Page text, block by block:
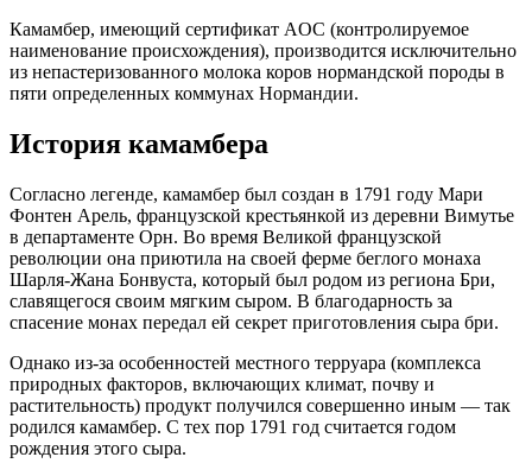
Камамбер, имеющий сертификат AOC (контролируемое
наименование происхождения), производится исключительно
из непастеризованного молока коров нормандской породы в
пяти определенных коммунах Нормандии.
История камамбера
Согласно легенде, камамбер был создан в 1791 году Мари
Фонтен Арель, французской крестьянкой из деревни Вимутье
в департаменте Орн. Во время Великой французской
революции она приютила на своей ферме беглого монаха
Шарля-Жана Бонвуста, который был родом из региона Бри,
славящегося своим мягким сыром. В благодарность за
спасение монах передал ей секрет приготовления сыра бри.
Однако из-за особенностей местного терруара (комплекса
природных факторов, включающих климат, почву и
растительность) продукт получился совершенно иным — так
родился камамбер. С тех пор 1791 год считается годом
рождения этого сыра.